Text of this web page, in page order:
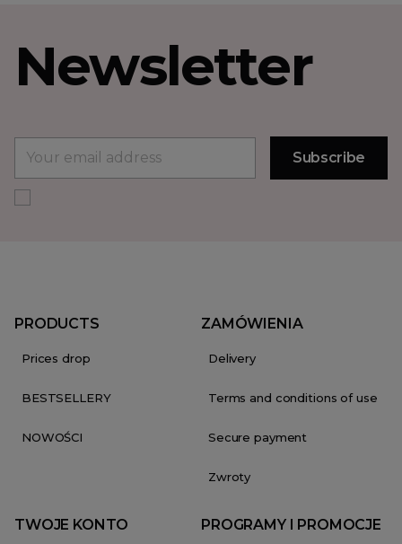
Newsletter
PRODUCTS
Prices drop
BESTSELLERY
NOWOŚCI
ZAMÓWIENIA
Delivery
Terms and conditions of use
Secure payment
Zwroty
TWOJE KONTO PROGRAMY I PROMOCJE